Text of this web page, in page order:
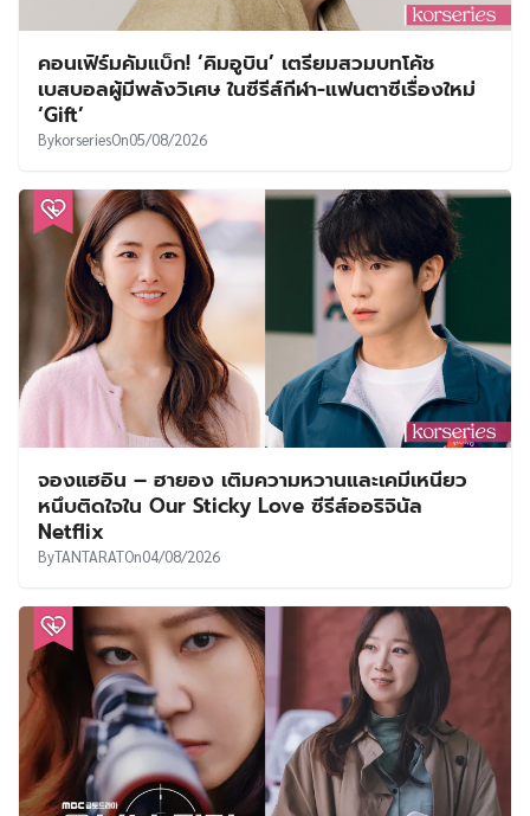
คอนเฟิร์มคัมแบ็ก! ‘คิมอูบิน’ เตรียมสวมบทโค้ช
เบสบอลผู้มีพลังวิเศษ ในซีรีส์กีฬา-แฟนตาซีเรื่องใหม่
‘Gift’
BykorseriesOn05/08/2026
จองแฮอิน – ฮายอง เติมความหวานและเคมีเหนียว
หนึบติดใจใน Our Sticky Love ซีรีส์ออริจินัล
Netflix
ByTANTARATOn04/08/2026